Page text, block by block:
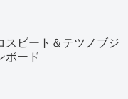
スビート＆テツノブジ
ボード